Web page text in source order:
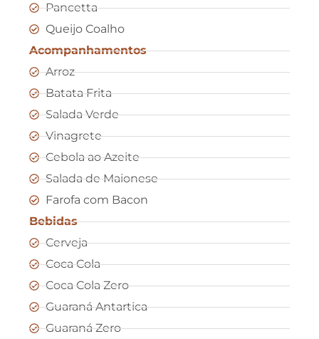
Pancetta
Queijo Coalho
Acompanhamentos
Arroz
Batata Frita
Salada Verde
Vinagrete
Cebola ao Azeite
Salada de Maionese
Farofa com Bacon
Bebidas
Cerveja
Coca Cola
Coca Cola Zero
Guaraná Antartica
Guaraná Zero